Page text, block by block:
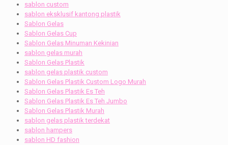
sablon custom
sablon eksklusif kantong plastik
Sablon Gelas
Sablon Gelas Cup
Sablon Gelas Minuman Kekinian
sablon gelas murah
Sablon Gelas Plastik
sablon gelas plastik custom
Sablon Gelas Plastik Custom Logo Murah
Sablon Gelas Plastik Es Teh
Sablon Gelas Plastik Es Teh Jumbo
Sablon Gelas Plastik Murah
sablon gelas plastik terdekat
sablon hampers
sablon HD fashion